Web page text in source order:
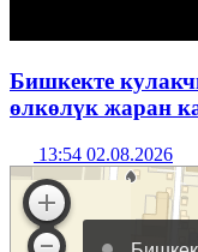
Бишкекте
өлкөлүк жаран
13:54 02.08.2026